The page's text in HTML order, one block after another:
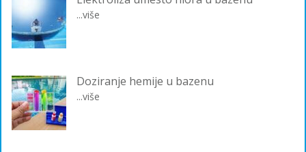
...više
Doziranje hemije u bazenu
...više